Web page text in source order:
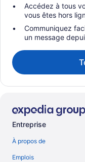
Accédez à tous
vous êtes hors
Communiquez
un message
Entreprise
À propos de
Emplois